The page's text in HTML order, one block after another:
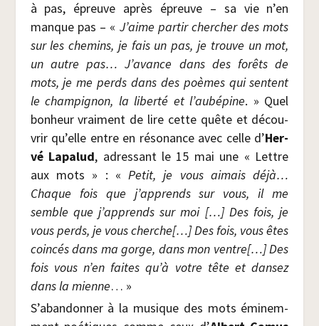
à pas, épreuve après épreuve – sa vie n’en
manque pas – « J’aime par­tir cher­cher des mots
sur les che­mins, je fais un pas, je trouve un mot,
un autre pas… J’a­vance dans des forêts de
mots, je me perds dans des poèmes qui sentent
le cham­pi­gnon, la liber­té et l’au­bé­pine. » Quel
bon­heur vrai­ment de lire cette quête et décou­
vrir qu’elle entre en réso­nance avec celle d’Her­
vé Lapa­lud, adres­sant le 15 mai une « Lettre
aux mots » : «Petit, je vous aimais déjà…
Chaque fois que j’apprends sur vous, il me
semble que j’apprends sur moi […] Des fois, je
vous perds, je vous cherche[…] Des fois, vous êtes
coin­cés dans ma gorge, dans mon ventre[…] Des
fois vous n’en faites qu’à votre tête et dan­sez
dans la mienne… »
S’abandonner à la musique des mots émi­nem­